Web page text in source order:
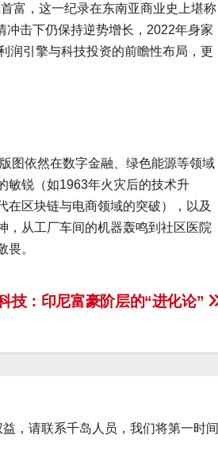
富，这一纪录在东南亚商业史上堪称
击下仍保持逆势增长，2022年身家
润引擎与科技投资的前瞻性布局，更
图依然在数字金融、绿色能源等领域
敏锐（如1963年火灾后的技术升
在区块链与电商领域的突破），以及
从工厂车间的机器轰鸣到社区医院
。
技：印尼富豪阶层的“进化论”
，请联系千岛人员，我们将第一时间